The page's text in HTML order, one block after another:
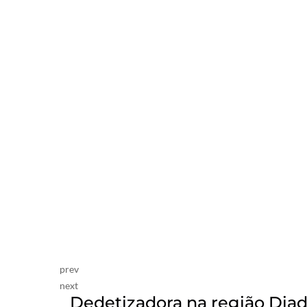
prev
next
Dedetizadora na região